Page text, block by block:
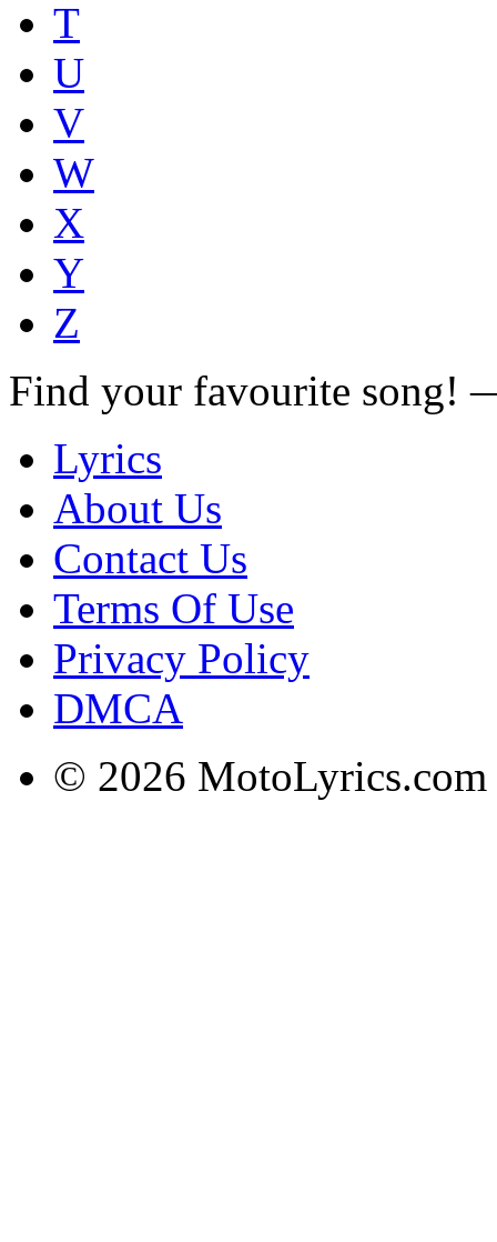
T
U
V
W
X
Y
Z
Find your favourite song!
Lyrics
About Us
Contact Us
Terms Of Use
Privacy Policy
DMCA
© 2026 MotoLyrics.com